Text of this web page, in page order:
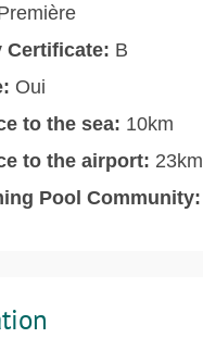
Certificate: B
Oui
to the sea: 10km
to the airport: 23km
Pool Community: